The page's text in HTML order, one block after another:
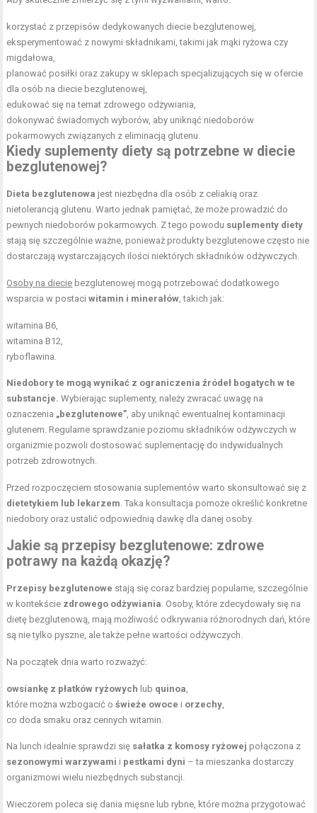
korzystać z przepisów dedykowanych diecie bezglutenowej,
eksperymentować z nowymi składnikami, takimi jak mąki ryżowa czy
migdałowa,
planować posiłki oraz zakupy w sklepach specjalizujących się w ofercie
dla osób na diecie bezglutenowej,
edukować się na temat zdrowego odżywiania,
dokonywać świadomych wyborów, aby uniknąć niedoborów
pokarmowych związanych z eliminacją glutenu.
Kiedy suplementy diety są potrzebne w diecie
bezglutenowej?
Dieta bezglutenowa jest niezbędna dla osób z celiakią oraz
nietolerancją glutenu. Warto jednak pamiętać, że może prowadzić do
pewnych niedoborów pokarmowych. Z tego powodu suplementy diety
stają się szczególnie ważne, ponieważ produkty bezglutenowe często nie
dostarczają wystarczających ilości niektórych składników odżywczych.
Osoby na diecie bezglutenowej mogą potrzebować dodatkowego
wsparcia w postaciwitamin i minerałów , takich jak:
witamina B6,
witamina B12,
ryboflawina.
Niedobory te mogą wynikać z ograniczenia źródeł bogatych w te
substancje. Wybierając suplementy, należy zwracać uwagę na
oznaczenia „bezglutenowe” , aby uniknąć ewentualnej kontaminacji
glutenem. Regularne sprawdzanie poziomu składników odżywczych w
organizmie pozwoli dostosować suplementację do indywidualnych
potrzeb zdrowotnych.
Przed rozpoczęciem stosowania suplementów warto skonsultować się z
dietetykiem lub lekarzem . Taka konsultacja pomoże określić konkretne
niedobory oraz ustalić odpowiednią dawkę dla danej osoby.
Jakie są przepisy bezglutenowe: zdrowe
potrawy na każdą okazję?
Przepisy bezglutenowe stają się coraz bardziej popularne, szczególnie
w kontekście zdrowego odżywiania . Osoby, które zdecydowały się na
dietę bezglutenową, mają możliwość odkrywania różnorodnych dań, które
są nie tylko pyszne, ale także pełne wartości odżywczych.
Na początek dnia warto rozważyć:
owsiankę z płatków ryżowych lub quinoa
które można wzbogacić oświeże owoce i orzechy
co doda smaku oraz cennych witamin.
Na lunch idealnie sprawdzi się sałatka z komosy ryżowej połączona z
sezonowymi warzywami i pestkami dyni – ta mieszanka dostarczy
organizmowi wielu niezbędnych substancji.
Wieczorem poleca się dania mięsne lub rybne, które można przygotować